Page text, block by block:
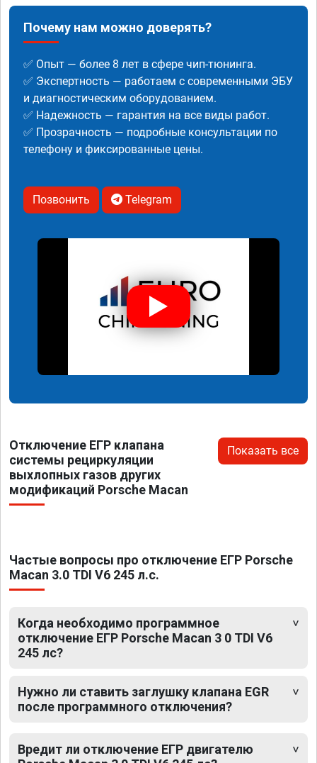
Почему нам можно доверять?
✅ Опыт — более 8 лет в сфере чип-тюнинга.
✅ Экспертность — работаем с современными ЭБУ
и диагностическим оборудованием.
✅ Надежность — гарантия на все виды работ.
✅ Прозрачность — подробные консультации по
телефону и фиксированные цены.
Позвонить Telegram
Отключение ЕГР клапана
системы рециркуляции
выхлопных газов других
модификаций Porsche Macan
Показать все
Частые вопросы про отключение ЕГР Porsche
Macan 3.0 TDI V6 245 л.с.
Когда необходимо программное
отключение ЕГР Porsche Macan 3 0 TDI V6
245 лс?
Нужно ли ставить заглушку клапана EGR
после программного отключения?
Вредит ли отключение ЕГР двигателю